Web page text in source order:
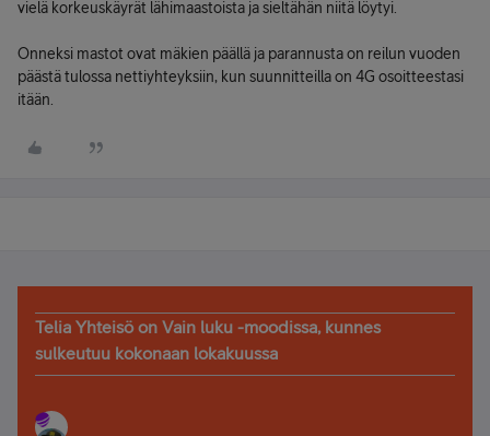
vielä korkeuskäyrät lähimaastoista ja sieltähän niitä löytyi.
Onneksi mastot ovat mäkien päällä ja parannusta on reilun vuoden
päästä tulossa nettiyhteyksiin, kun suunnitteilla on 4G osoitteestasi
itään.
Telia Yhteisö on Vain luku -moodissa, kunnes
sulkeutuu kokonaan lokakuussa